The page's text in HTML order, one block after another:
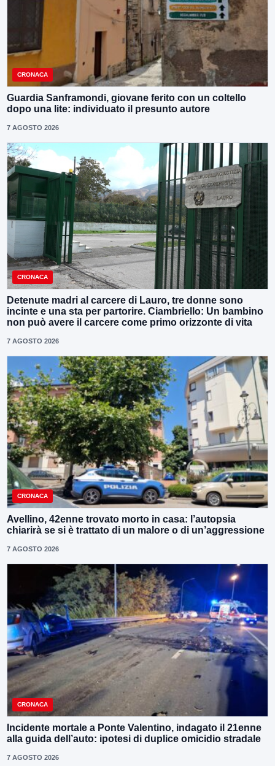
CRONACA
Guardia Sanframondi, giovane ferito con un coltello
dopo una lite: individuato il presunto autore
7 AGOSTO 2026
CRONACA
Detenute madri al carcere di Lauro, tre donne sono
incinte e una sta per partorire. Ciambriello: Un bambino
non può avere il carcere come primo orizzonte di vita
7 AGOSTO 2026
CRONACA
Avellino, 42enne trovato morto in casa: l’autopsia
chiarirà se si è trattato di un malore o di un’aggressione
7 AGOSTO 2026
CRONACA
Incidente mortale a Ponte Valentino, indagato il 21enne
alla guida dell’auto: ipotesi di duplice omicidio stradale
7 AGOSTO 2026